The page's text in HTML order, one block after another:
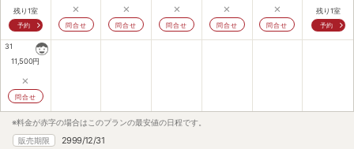
残り1室
予約
×
問合せ
×
問合せ
×
問合せ
×
問合せ
×
問合せ
残り1室
予約
31
11,500円
×
問合せ
※料金が赤字の場合はこのプランの最安値の日程です。
販売期限
2999/12/31